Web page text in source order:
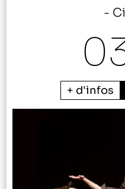
+ d'infos